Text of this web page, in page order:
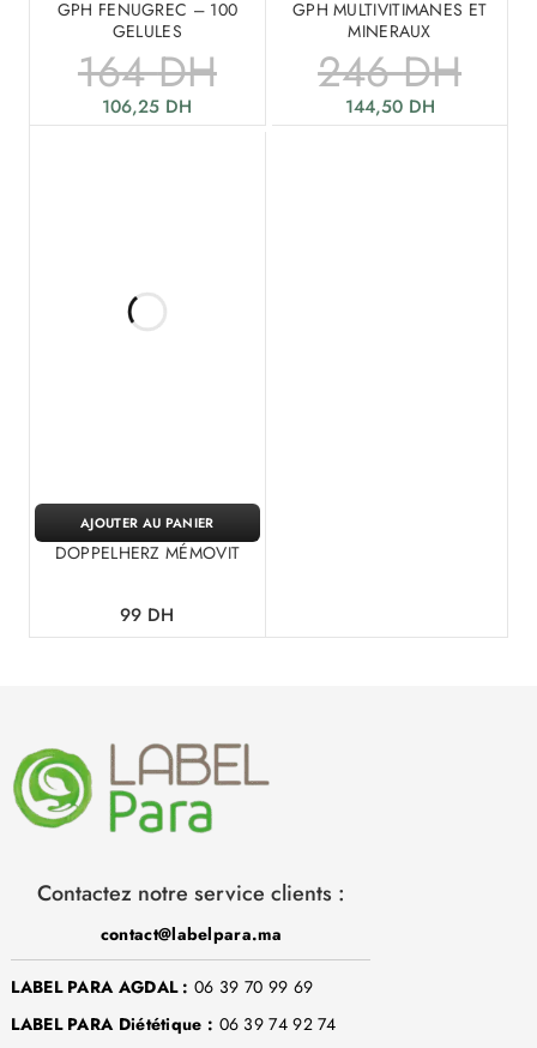
GPH FENUGREC – 100
GELULES
164DH
106,25 DH
GPH MULTIVITIMANES ET
MINERAUX
246DH
144,50 DH
DOPPELHERZ MÉMOVIT
99 DH
AJOUTER AU PANIER
Contactez notre service clients :
contact@labelpara.ma
LABEL PARA AGDAL : 06 39 70 99 69
LABEL PARA Diététique : 06 39 74 92 74